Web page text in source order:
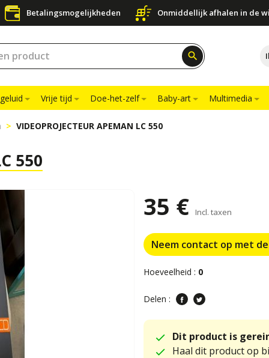
Betalingsmogelijkheden Onmiddellijk afhalen in de
search
Vrije tijd Doe-het-zelf Baby-art Multimedia
VIDEOPROJECTEUR APEMAN LC 550
550
35 € Incl. taxen
Neem contact op met
Hoeveelheid : 0
Delen :
Dit product is
Haal dit product op